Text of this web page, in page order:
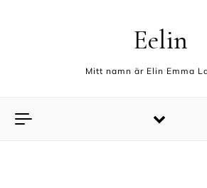
Eelin
Mitt namn är Elin Emma